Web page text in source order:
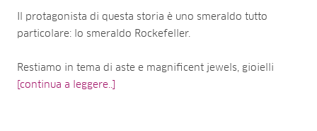
Il protagonista di questa storia è uno smeraldo tutto
particolare: lo smeraldo Rockefeller.
Restiamo in tema di aste e magnificent jewels, gioielli
[continua a leggere..]